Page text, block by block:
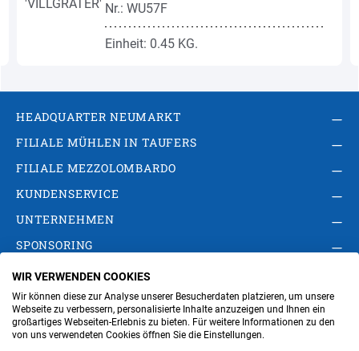
Nr.: WU57F
Einheit: 0.45 KG.
HEADQUARTER NEUMARKT
FILIALE MÜHLEN IN TAUFERS
FILIALE MEZZOLOMBARDO
KUNDENSERVICE
UNTERNEHMEN
SPONSORING
AGB Privacy Policy
Impressum
Cookie-Einstellungen ändern
Verwaltung
WIR VERWENDEN COOKIES
Wir können diese zur Analyse unserer Besucherdaten platzieren, um unsere
Webseite zu verbessern, personalisierte Inhalte anzuzeigen und Ihnen ein
großartiges Webseiten-Erlebnis zu bieten. Für weitere Informationen zu den
von uns verwendeten Cookies öffnen Sie die Einstellungen.